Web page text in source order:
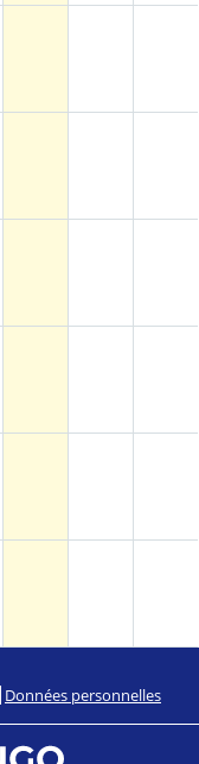
Données personnelles